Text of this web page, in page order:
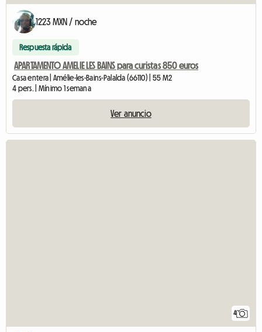
1223 MXN / noche
Respuesta rápida
APARTAMENTO AMELIE LES BAINS para curistas 850 euros
Casa entera | Amélie-les-Bains-Palalda (66110) | 55 M2
4 pers. | Mínimo 1 semana
Ver anuncio
4